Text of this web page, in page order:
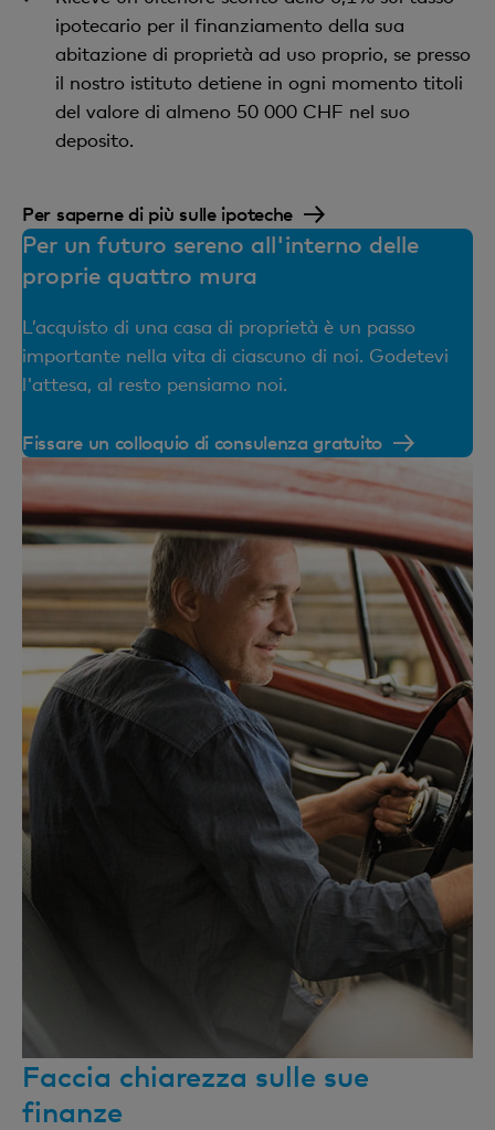
ipotecario per il finanziamento della sua
abitazione di proprietà ad uso proprio, se presso
il nostro istituto detiene in ogni momento titoli
del valore di almeno 50 000 CHF nel suo
deposito.
Per saperne di più sulle ipoteche
Per un futuro sereno all'interno delle
proprie quattro mura
L’acquisto di una casa di proprietà è un passo
importante nella vita di ciascuno di noi. Godetevi
l'attesa, al resto pensiamo noi.
Fissare un colloquio di consulenza gratuito
Faccia chiarezza sulle sue
finanze